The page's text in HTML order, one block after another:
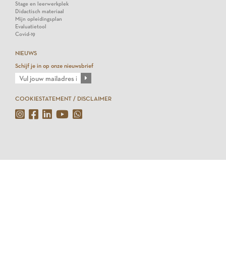
Stage en leerwerkplek
Didactisch materiaal
Mijn opleidingsplan
Evaluatietool
Covid-19
NIEUWS
Schijf je in op onze nieuwsbrief
COOKIESTATEMENT / DISCLAIMER